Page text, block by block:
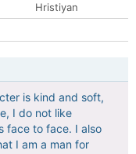
Hristiyan
is kind and soft,
I do not like
face to face. I also
I am a man for